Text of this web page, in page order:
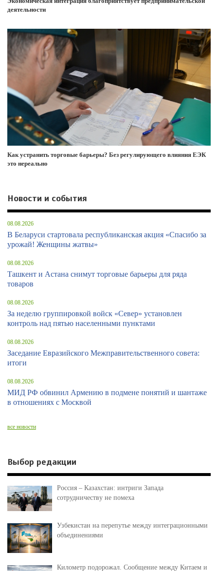
деятельности
Как устранить торговые барьеры? Без регулирующего влияния ЕЭК
это нереально
Новости и события
08.08.2026
В Беларуси стартовала республиканская акция «Спасибо за
урожай! Женщины жатвы»
08.08.2026
Ташкент и Астана снимут торговые барьеры для ряда
товаров
08.08.2026
За неделю группировкой войск «Север» установлен
контроль над пятью населенными пунктами
08.08.2026
Заседание Евразийского Межправительственного совета:
итоги
08.08.2026
МИД РФ обвинил Армению в подмене понятий и шантаже
в отношениях с Москвой
все новости
Выбор редакции
Россия – Казахстан: интриги Запада
сотрудничеству не помеха
Узбекистан на перепутье между интеграционными
объединениями
Километр подорожал. Сообщение между Китаем и